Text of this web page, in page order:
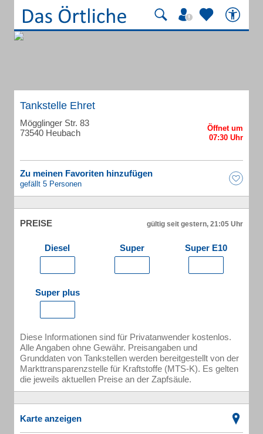
Tankstelle Ehret
Mögglinger Str. 83
73540 Heubach
Zu meinen Favoriten hinzufügen
gefällt 5 Personen
PREISE gültig seit gestern, 21:05 Uhr
Diesel Super Super E10
Super plus
Diese Informationen sind für Privatanwender kostenlos.
Alle Angaben ohne Gewähr. Preisangaben und
Grunddaten von Tankstellen werden bereitgestellt von der
Markttransparenzstelle für Kraftstoffe (MTS-K). Es gelten
die jeweils aktuellen Preise an der Zapfsäule.
Karte anzeigen